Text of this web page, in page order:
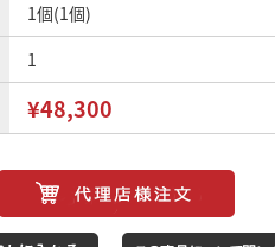
1個(1個)
1
¥48,300